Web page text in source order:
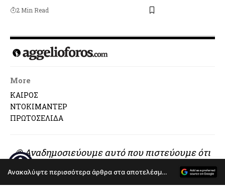
2 Min Read
More
ΚΑΙΡΟΣ
ΝΤΟΚΙΜΑΝΤΕΡ
ΠΡΩΤΟΣΕΛΙΔΑ
© Αναδημοσιεύουμε αυτό που πιστεύουμε ότι
αξίζει να διαβαστεί..
Ανακαλύψτε περισσότερα άρθρα στα αποτελέσματα αναζήτησης